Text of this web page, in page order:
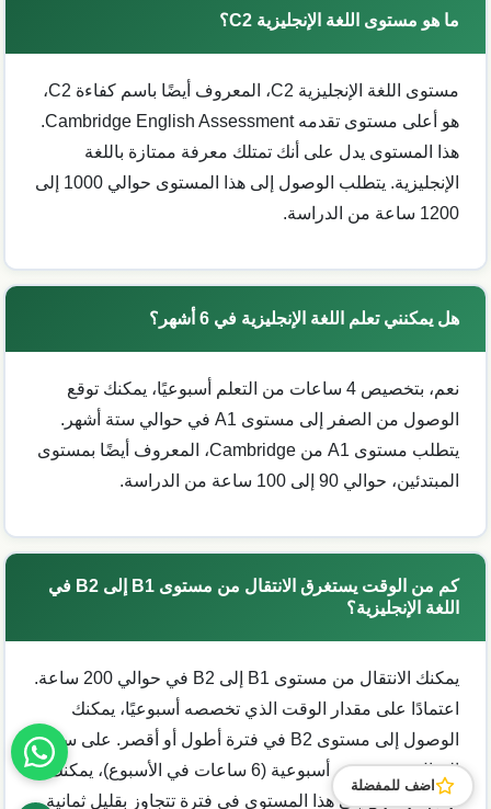
ما هو مستوى اللغة الإنجليزية C2؟
مستوى اللغة الإنجليزية C2، المعروف أيضًا باسم كفاءة C2،
هو أعلى مستوى تقدمه Cambridge English Assessment.
هذا المستوى يدل على أنك تمتلك معرفة ممتازة باللغة
الإنجليزية. يتطلب الوصول إلى هذا المستوى حوالي 1000 إلى
1200 ساعة من الدراسة.
هل يمكنني تعلم اللغة الإنجليزية في 6 أشهر؟
نعم، بتخصيص 4 ساعات من التعلم أسبوعيًا، يمكنك توقع
الوصول من الصفر إلى مستوى A1 في حوالي ستة أشهر.
يتطلب مستوى A1 من Cambridge، المعروف أيضًا بمستوى
المبتدئين، حوالي 90 إلى 100 ساعة من الدراسة.
كم من الوقت يستغرق الانتقال من مستوى B1 إلى B2 في
اللغة الإنجليزية؟
يمكنك الانتقال من مستوى B1 إلى B2 في حوالي 200 ساعة.
اعتمادًا على مقدار الوقت الذي تخصصه أسبوعيًا، يمكنك
الوصول إلى مستوى B2 في فترة أطول أو أقصر. على سبيل
المثال، مع دروس أسبوعية (6 ساعات في الأسبوع)، يمكنك
توقع الوصول إلى هذا المستوى في فترة تتجاوز بقليل ثمانية
اضف للمفضلة